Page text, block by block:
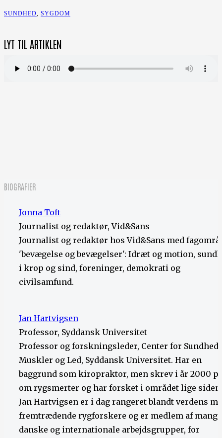
SUNDHED, SYGDOM
LYT TIL ARTIKLEN
BIOGRAFIER
Jonna Toft
Journalist og redaktør, Vid&Sans
Journalist og redaktør hos Vid&Sans med
'bevægelse og bevægelser': Idræt og motion,
i krop og sind, foreninger, demokrati og
civilsamfund.
Jan Hartvigsen
Professor, Syddansk Universitet
Professor og forskningsleder, Center for Sundhed
Muskler og Led, Syddansk Universitet. Har en
baggrund som kiropraktor, men skrev i år 2000
om rygsmerter og har forsket i området lige siden.
Jan Hartvigsen er i dag rangeret blandt verdens
fremtrædende rygforskere og er medlem af mange
danske og internationale arbejdsgrupper, for